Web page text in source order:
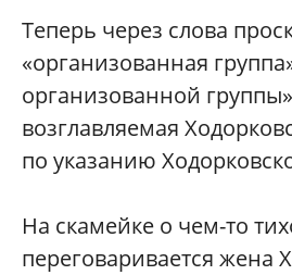
Теперь через слова
«организованная
организованной
возглавляемая
по указанию
На скамейке о чем-то
переговаривается жена